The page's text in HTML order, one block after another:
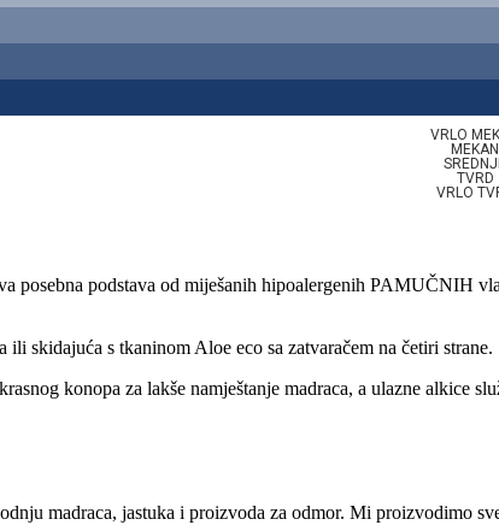
VRLO
MEKAN
TVRD
VRLO
posebna podstava od miješanih hipoalergenih PAMUČNIH
skidajuća s tkaninom Aloe eco sa zatvaračem na četiri strane.
konopa za lakše namještanje madraca, a ulazne
madraca, jastuka i proizvoda za odmor. Mi proizvodimo